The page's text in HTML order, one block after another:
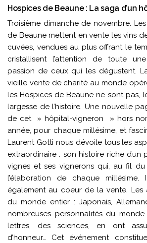
Hospices de Beaune : La saga d’un
Troisième dimanche de novembre.
de Beaune mettent en vente les vins
cuvées, vendues au plus offrant le
cristallisent l’attention de toute
passion de ceux qui les dégustent.
vieille vente de charité au monde
les Hospices de Beaune ne sont pas,
largesse de l’histoire. Une nouvelle
de cet » hôpital-vigneron » hors
année, pour chaque millésime, et
Laurent Gotti nous dévoile tous les
extraordinaire : son histoire riche d’un
vignes et ses vignerons qui, au fil du
l’élaboration de chaque millésime.
également au coeur de la vente. Les
du monde entier : Japonais,
nombreuses personnalités du
lettres, des sciences, en ont
d’honneur… Cet événement